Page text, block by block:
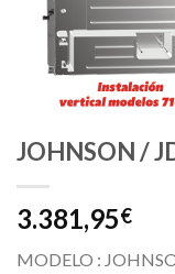
JOHNSON /
3.381,95€
MODELO :